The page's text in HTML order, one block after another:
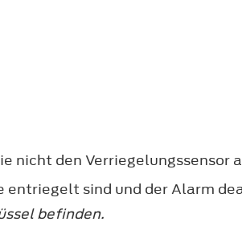
nicht den Verriegelungssensor
entriegelt sind und der Alarm
befinden.